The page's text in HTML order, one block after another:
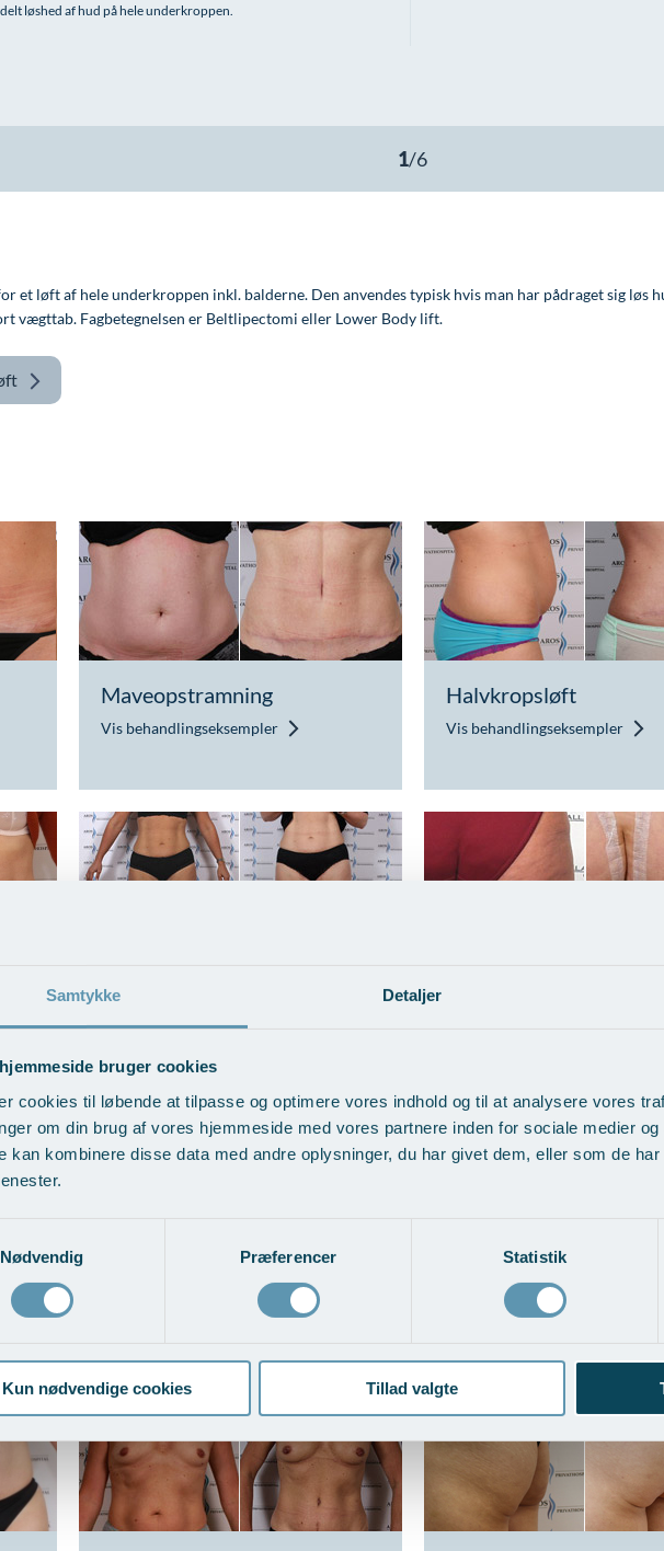
Samtykke Detaljer
bruger cookies
cookies til løbende at tilpasse og optimere vores indhold og til at analysere vores
om din brug af vores hjemmeside med vores partnere inden for sociale medier
kan kombinere disse data med andre oplysninger, du har givet dem, eller som de
Nødvendig
Præferencer Statistik
Kun nødvendige cookies Tillad valgte
løshed af hud på hele underkroppen.
et løft af hele underkroppen inkl. balderne. Den anvendes typisk hvis man har pådraget sig løs
vægttab. Fagbetegnelsen er Beltlipectomi eller Lower Body lift.
Maveopstramning
Vis behandlingseksempler
Halvkropsløft
Vis behandlingseksempler
Løft af inderlår -
minitangaløft